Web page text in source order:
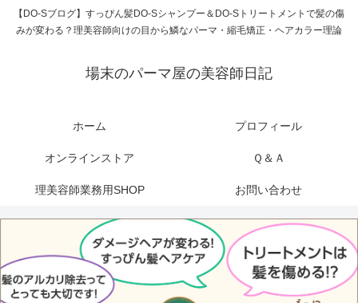
【DO-Sブログ】すっぴん髪DO-Sシャンプー＆DO-Sトリートメントで髪の傷
みが変わる？理美容師向けの目から鱗なパーマ・縮毛矯正・ヘアカラー理論
場末のパーマ屋の美容師日記
ホーム プロフィール
オンラインストア Ｑ＆Ａ
理美容師業務用SHOP お問い合わせ